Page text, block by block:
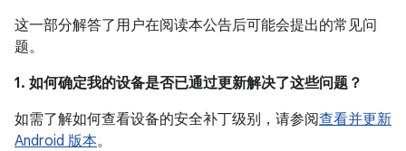
这一部分解答了用户在阅读本公告后可能会提出的常见问
题。
1. 如何确定我的设备是否已通过更新解决了这些问题？
如需了解如何查看设备的安全补丁级别，请参阅查看并更新
Android 版本。